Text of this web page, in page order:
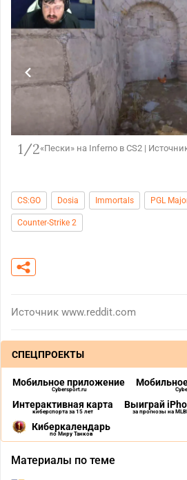
1/2«Пески» на Inferno в CS2 |
CS:GO Dosia Immortals PGL
Counter-Strike 2
Источник www.reddit.com
СПЕЦПРОЕКТЫ
Мобильное приложение
Cybersport.ru
Интерактивная карта
киберспорта за 15 лет
Выиграй
за прогнозы на
Киберкалендарь
по Миру Танков
Материалы по теме